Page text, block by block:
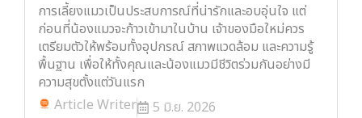
การเลี้ยงแมวเป็นประสบการณ์ที่น่ารักและอบอุ่นใจ แต่
ก่อนที่น้องแมวจะก้าวเข้ามาในบ้าน เจ้าของมือใหม่ควร
เตรียมตัวให้พร้อมทั้งอุปกรณ์ สภาพแวดล้อม และความรู้
พื้นฐาน เพื่อให้ทั้งคุณและน้องแมวมีชีวิตร่วมกันอย่างมี
ความสุขตั้งแต่วันแรก
Article Writer
5 มิ.ย. 2026